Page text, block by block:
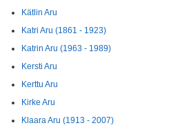
Kätlin Aru
Katri Aru (1861 - 1923)
Katrin Aru (1963 - 1989)
Kersti Aru
Kerttu Aru
Kirke Aru
Klaara Aru (1913 - 2007)